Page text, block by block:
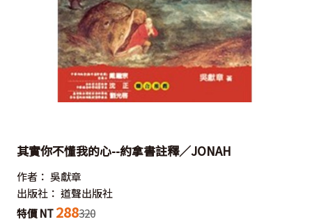
其實你不懂我的心--約拿書註釋／JONAH
作者： 吳獻章
出版社： 道聲出版社
特價 NT 288320